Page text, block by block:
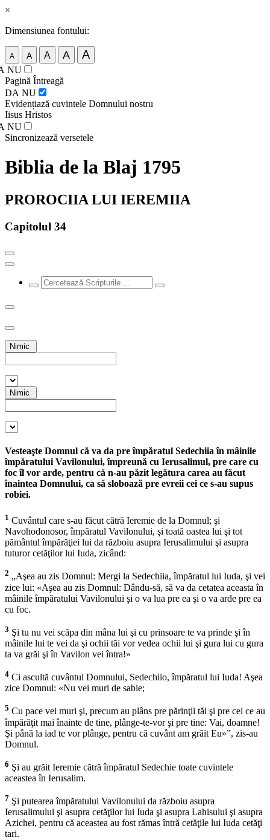
×
Dimensiunea fontului:
A A A A A
NU
Pagină Întreagă
DA NU
Evidențiază cuvintele Domnului nostru
Iisus Hristos
NU
Sincronizează versetele
Biblia de la Blaj 1795
PROROCIIA LUI IEREMIIA
Capitolul 34
Nimic
Nimic
Vesteaşte Domnul că va da pre împăratul Sedechiia în mâinile
împăratului Vavilonului, împreună cu Ierusalimul, pre care cu
foc îl vor arde, pentru că n-au păzit legătura carea au făcut
înaintea Domnului, ca să sloboază pre evreii cei ce s-au supus
robiei.
1 Cuvântul care s-au făcut cătră Ieremie de la Domnul; şi
Navohodonosor, împăratul Vavilonului, şi toată oastea lui şi tot
pământul împărăţiei lui da războiu asupra Ierusalimului şi asupra
tuturor cetăţilor lui Iuda, zicând:
2 „Aşea au zis Domnul: Mergi la Sedechiia, împăratul lui Iuda, şi vei
zice lui: «Aşea au zis Domnul: Dându-să, să va da cetatea aceasta în
mâinile împăratului Vavilonului şi o va lua pre ea şi o va arde pre ea
cu foc.
3 Şi tu nu vei scăpa din mâna lui şi cu prinsoare te va prinde şi în
mâinile lui te vei da şi ochii tăi vor vedea ochii lui şi gura lui cu gura
ta va grăi şi în Vavilon vei întra!»
4 Ci ascultă cuvântul Domnului, Sedechiio, împăratul lui Iuda! Aşea
zice Domnul: «Nu vei muri de sabie;
5 Cu pace vei muri şi, precum au plâns pre părinţii tăi şi pre cei ce au
împărăţit mai înainte de tine, plânge-te-vor şi pre tine: Vai, doamne!
Şi până la iad te vor plânge, pentru că cuvânt am grăit Eu»”, zis-au
Domnul.
6 Şi au grăit Ieremie cătră împăratul Sedechie toate cuvintele
aceastea în Ierusalim.
7 Şi putearea împăratului Vavilonului da războiu asupra
Ierusalimului şi asupra cetăţilor lui Iuda şi asupra Lahisului şi asupra
Azichei, pentru că aceastea au fost rămas întră cetăţile lui Iuda cetăţi
tari.